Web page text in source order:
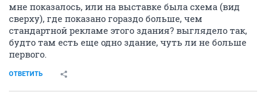
мне показалось, или на выставке была схема (вид
сверху), где показано гораздо больше, чем
стандартной рекламе этого здания? выглядело так,
будто там есть еще одно здание, чуть ли не больше
первого.
ОТВЕТИТЬ